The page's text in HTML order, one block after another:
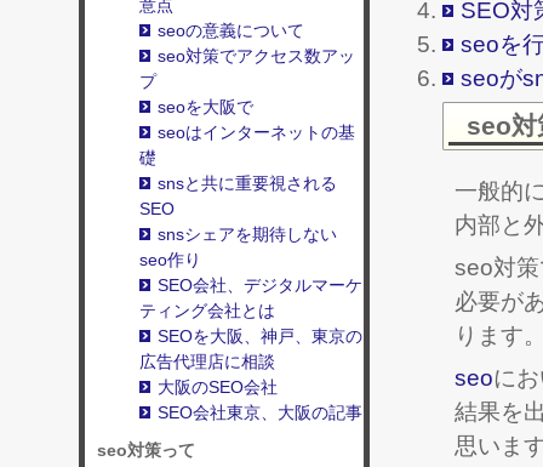
意点
seoの意義について
seo対策でアクセス数アッ
プ
seoを大阪で
seoはインターネットの基
礎
snsと共に重要視される
SEO
snsシェアを期待しない
seo作り
SEO会社、デジタルマーケ
ティング会社とは
SEOを大阪、神戸、東京の
広告代理店に相談
大阪のSEO会社
SEO会社東京、大阪の記事
seo対策って
SEO対
seoを
seoが
seo対
一般的
内部と
seo対
必要が
ります
seoに
結果を
思いま